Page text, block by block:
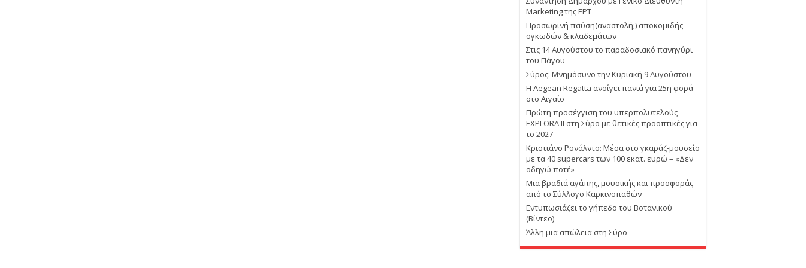
Marketing της ΕΡΤ
Προσωρινή παύση(αναστολή;) αποκομιδής
ογκωδών & κλαδεμάτων
Στις 14 Αυγούστου το παραδοσιακό πανηγύρι
του Πάγου
Σύρος: Μνημόσυνο την Κυριακή 9 Αυγούστου
Η Aegean Regatta ανοίγει πανιά για 25η φορά
στο Αιγαίο
Πρώτη προσέγγιση του υπερπολυτελούς
EXPLORA II στη Σύρο με θετικές προοπτικές για
το 2027
Κριστιάνο Ρονάλντο: Μέσα στο γκαράζ-μουσείο
με τα 40 supercars των 100 εκατ. ευρώ – «Δεν
οδηγώ ποτέ»
Μια βραδιά αγάπης, μουσικής και προσφοράς
από το Σύλλογο Καρκινοπαθών
Εντυπωσιάζει το γήπεδο του Βοτανικού
(Βίντεο)
Άλλη μια απώλεια στη Σύρο